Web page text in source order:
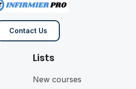
Contact Us
Lists
New courses